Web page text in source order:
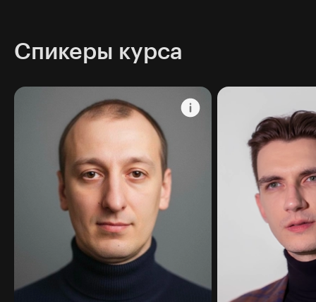
Спикеры курса